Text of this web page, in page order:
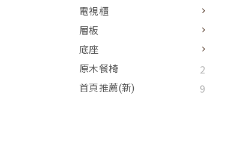
電視櫃
層板
底座
原木餐椅
2
首頁推薦(新) 9